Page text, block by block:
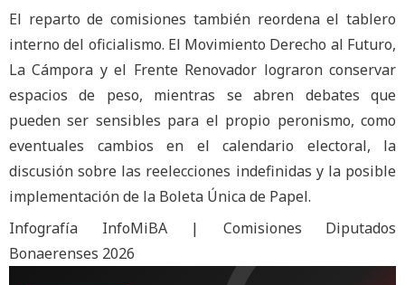
El reparto de comisiones también reordena el tablero
interno del oficialismo. El Movimiento Derecho al Futuro,
La Cámpora y el Frente Renovador lograron conservar
espacios de peso, mientras se abren debates que
pueden ser sensibles para el propio peronismo, como
eventuales cambios en el calendario electoral, la
discusión sobre las reelecciones indefinidas y la posible
implementación de la Boleta Única de Papel.
Infografía InfoMiBA | Comisiones Diputados
Bonaerenses 2026